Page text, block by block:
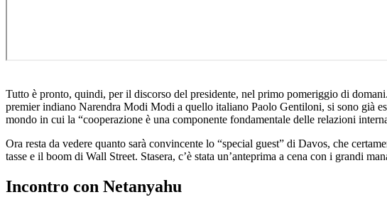
Tutto è pronto, quindi, per il discorso del presidente, nel primo pomeriggio di
premier indiano Narendra Modi Modi a quello italiano Paolo Gentiloni, si sono già
mondo in cui la “cooperazione è una componente fondamentale delle relazioni
Ora resta da vedere quanto sarà convincente lo “special guest” di Davos, che
tasse e il boom di Wall Street. Stasera, c’è stata un’anteprima a cena con i grandi
Incontro con Netanyahu